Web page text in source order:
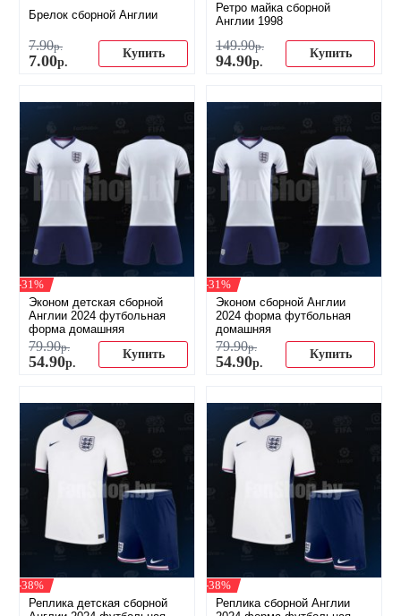
Брелок сборной Англии
7.90р.
7.00р.
Купить
Ретро майка сборной
Англии 1998
149.90р.
94.90р.
Купить
-31%
Эконом детская сборной
Англии 2024 футбольная
форма домашняя
79.90р.
54.90р.
Купить
-31%
Эконом сборной Англии
2024 форма футбольная
домашняя
79.90р.
54.90р.
Купить
-38%
Реплика детская сборной
-38%
Реплика сборной Англии